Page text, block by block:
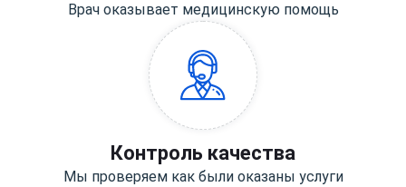
Врач оказывает медицинскую помощь
Контроль качества
Мы проверяем как были оказаны услуги